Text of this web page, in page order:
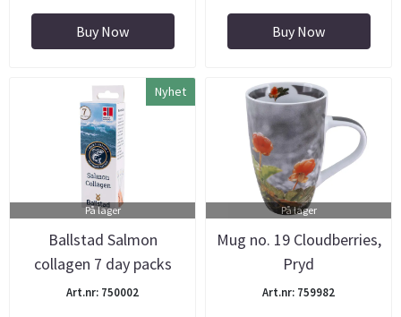
Buy Now Buy Now
Nyhet
På lager
Ballstad Salmon
collagen 7 day packs
Art.nr: 750002
På lager
Mug no. 19 Cloudberries,
Pryd
Art.nr: 759982